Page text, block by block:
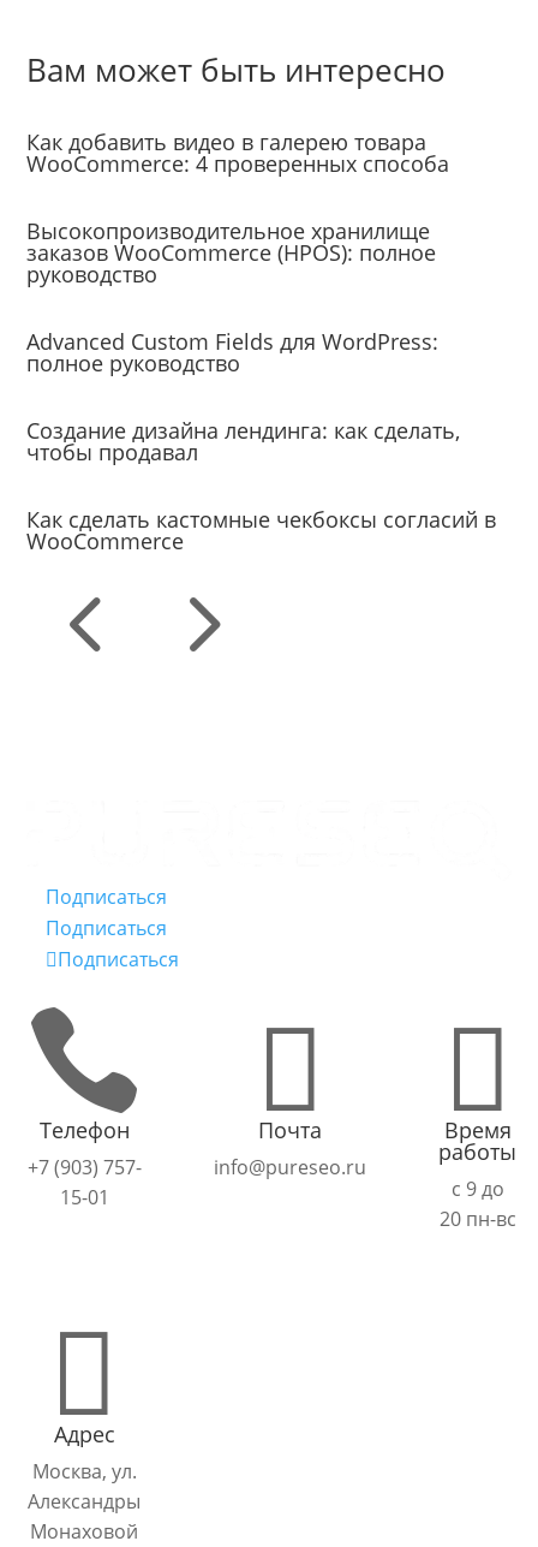
Вам может быть интересно
Как добавить видео в галерею товара
WooCommerce: 4 проверенных способа
Высокопроизводительное хранилище
заказов WooCommerce (HPOS): полное
руководство
Advanced Custom Fields для WordPress:
полное руководство
Создание дизайна лендинга: как сделать,
чтобы продавал
Как сделать кастомные чекбоксы согласий в
WooCommerce
4 5
Подписаться
Подписаться
Подписаться

Телефон
+7 (903) 757-
15-01

Почта
info@pureseo.ru

Время
работы
с 9 до
20 пн-вс

Адрес
Москва, ул.
Александры
Монаховой